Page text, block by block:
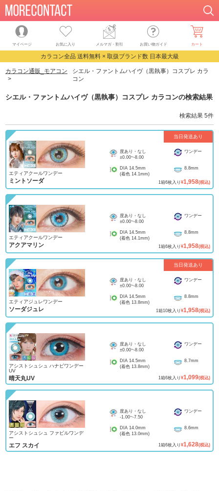
マイページ お気に入り メルマガ・割引 お買い物ガイド カート
カラコン全品 送料無料 × 取扱ブランド数 日本最大級
カラコン通販_モアコン
シエル・ファントムハイヴ（黒執事）コスプレ カラ
コン
シエル・ファントムハイヴ（黒執事）コスプレ カラコンの検索結果
検索結果 5件
当日発送あり
エティアクールワンデー
ミントソーダ
度あり・なし
±0.00~-8.00
ワンデー
DIA 14.5mm
(着色 14.1mm)
8.8mm
1箱6枚入り ¥1,958(税込)
エティアクールワンデー
アクアマリン
度あり・なし
±0.00~-8.00
ワンデー
DIA 14.5mm
(着色 14.1mm)
8.8mm
1箱6枚入り ¥1,958(税込)
当日発送あり
エティアジュレワンデー
ソーダジュレ
度あり・なし
±0.00~-8.00
ワンデー
DIA 14.5mm
(着色 13.8mm)
8.8mm
1箱10枚入り ¥1,958(税込)
アシストシュシュ ハナビワンデー
UV
晴天丸UV
度あり・なし
±0.00~-8.00
ワンデー
DIA 14.5mm
(着色 13.8mm)
8.7mm
1箱6枚入り ¥1,099(税込)
アシストシュシュ ファビルワンデ
ー
エフ スカイ
度あり・なし
-1.00~-7.50
ワンデー
DIA 14.0mm
(着色 13.0mm)
8.6mm
1箱6枚入り ¥1,628(税込)